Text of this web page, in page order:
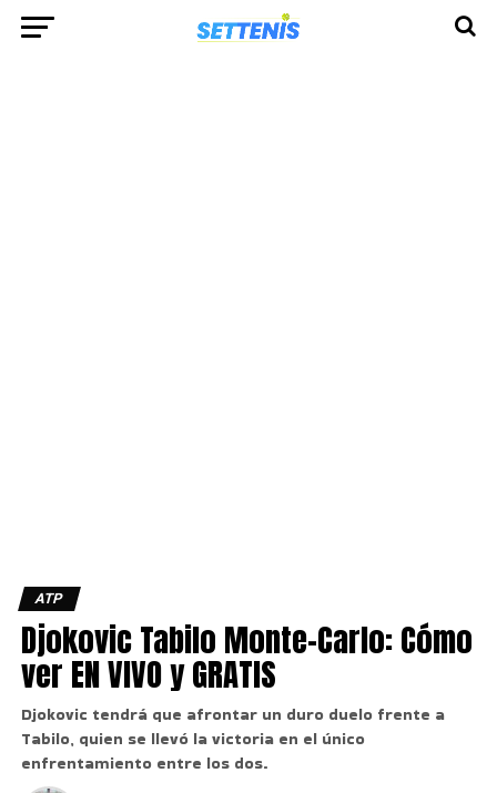
ATP
Djokovic Tabilo Monte-Carlo: Cómo
ver EN VIVO y GRATIS
Djokovic tendrá que afrontar un duro duelo frente a
Tabilo, quien se llevó la victoria en el único
enfrentamiento entre los dos.